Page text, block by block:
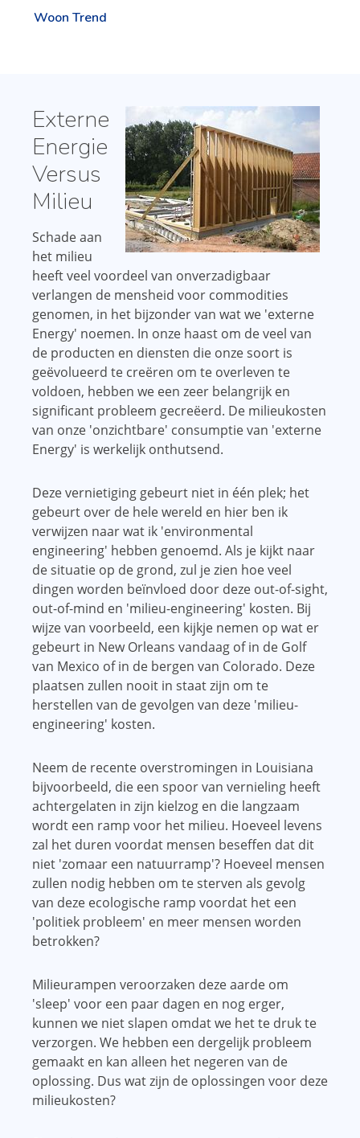
Woon Trend
Externe
Energie
Versus
Milieu
Schade aan
het milieu
heeft veel voordeel van onverzadigbaar
verlangen de mensheid voor commodities
genomen, in het bijzonder van wat we 'externe
Energy' noemen. In onze haast om de veel van
de producten en diensten die onze soort is
geëvolueerd te creëren om te overleven te
voldoen, hebben we een zeer belangrijk en
significant probleem gecreëerd. De milieukosten
van onze 'onzichtbare' consumptie van 'externe
Energy' is werkelijk onthutsend.
Deze vernietiging gebeurt niet in één plek; het
gebeurt over de hele wereld en hier ben ik
verwijzen naar wat ik 'environmental
engineering' hebben genoemd. Als je kijkt naar
de situatie op de grond, zul je zien hoe veel
dingen worden beïnvloed door deze out-of-sight,
out-of-mind en 'milieu-engineering' kosten. Bij
wijze van voorbeeld, een kijkje nemen op wat er
gebeurt in New Orleans vandaag of in de Golf
van Mexico of in de bergen van Colorado. Deze
plaatsen zullen nooit in staat zijn om te
herstellen van de gevolgen van deze 'milieu-
engineering' kosten.
Neem de recente overstromingen in Louisiana
bijvoorbeeld, die een spoor van vernieling heeft
achtergelaten in zijn kielzog en die langzaam
wordt een ramp voor het milieu. Hoeveel levens
zal het duren voordat mensen beseffen dat dit
niet 'zomaar een natuurramp'? Hoeveel mensen
zullen nodig hebben om te sterven als gevolg
van deze ecologische ramp voordat het een
'politiek probleem' en meer mensen worden
betrokken?
Milieurampen veroorzaken deze aarde om
'sleep' voor een paar dagen en nog erger,
kunnen we niet slapen omdat we het te druk te
verzorgen. We hebben een dergelijk probleem
gemaakt en kan alleen het negeren van de
oplossing. Dus wat zijn de oplossingen voor deze
milieukosten?